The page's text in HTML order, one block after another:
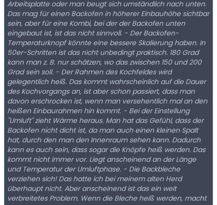
Arbeitsplatte oder man beugt sich umständlich nach unten.
Das mag für einen Backofen in höherer Einbauhöhe sichtbar
sein, aber für eine Kombi, bei der der Backofen unten
eingebaut ist, ist das nicht sinnvoll. - Der Backofen-
Temperaturknopf könnte eine bessere Skalierung haben. In
50er-Schritten ist das nicht unbedingt praktisch. 180 Grad
kann man z. B. nur schätzen, wo das zwischen 150 und 200
Grad sein soll. - Der Rahmen des Kochfeldes wird
gelegentlich heiß. Das kommt wahrscheinlich auf die Dauer
des Kochvorgangs an, ist aber schon passiert, dass man
davon erschrocken ist, wenn man versehentlich mal an den
heißen Einbaurahmen hin kommt. - Bei der Einstellung
"Umluft" zieht Wärme heraus. Man hat das Gefühl, dass der
Backofen nicht dicht ist, da man auch einen kleinen Spalt
hat, durch den man den Innenraum sehen kann. Dadurch
kann es auch sein, dass sogar die Knöpfe heiß werden. Das
kommt nicht immer vor. Liegt anscheinend an der Länge
und Temperatur der Umluftphase. - Die Backbleche
verziehen sich! Das hatte ich bei meinem alten Herd
überhaupt nicht. Aber anscheinend ist das ein weit
verbreitetes Problem. Wenn die Bleche heiß werden, macht